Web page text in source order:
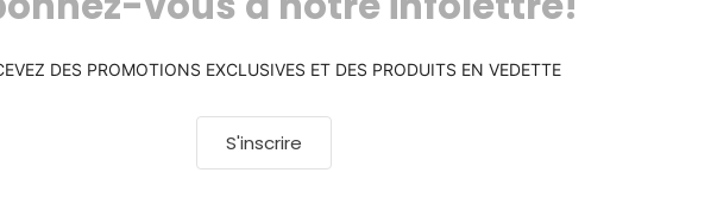
DES PROMOTIONS EXCLUSIVES ET DES PRODUITS EN VEDETTE
S'inscrire